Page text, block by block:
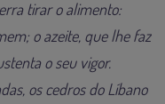
tirar o alimento:
o azeite, que lhe faz
o seu vigor.
os cedros do Líbano